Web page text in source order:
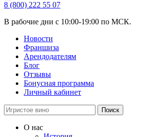
8 (800) 222 55 07
В рабочие дни с 10:00-19:00 по МСК.
Новости
Франшиза
Арендодателям
Блог
Отзывы
Бонусная программа
Личный кабинет
Поиск
О нас